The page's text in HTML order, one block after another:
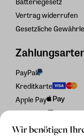
Wir benötigen
Vertrag widerrufen
Gesetzliche
PayPal
Kreditkarte
Apple Pay
Rechnung